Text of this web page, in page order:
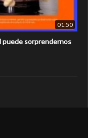
01:50
puede sorprendernos